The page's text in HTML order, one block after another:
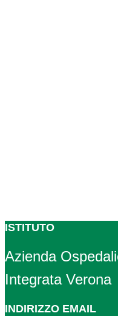
ISTITUTO
Azienda
Integrata Verona
INDIRIZZO EMAIL